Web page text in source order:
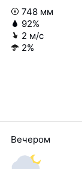
748 мм
92%
2 м/с
2%
Вечером